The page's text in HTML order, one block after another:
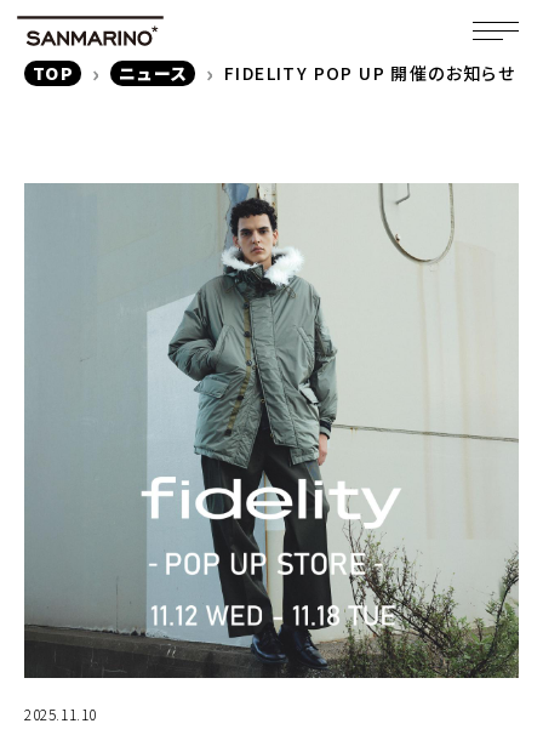
TOP ニュース FIDELITY POP UP 開催のお知らせ
2025.11.10